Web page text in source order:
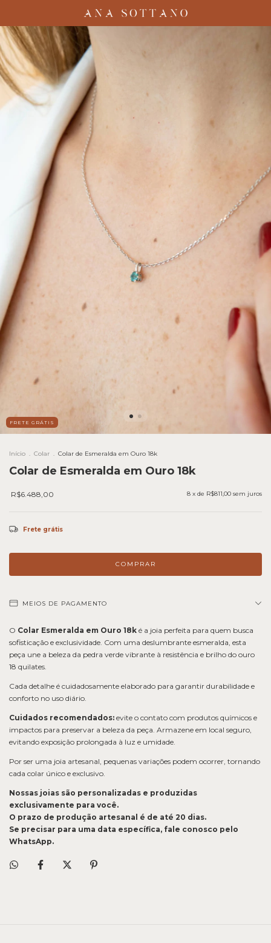
FRETE GRÁTIS
Início . Colar . Colar de Esmeralda em Ouro 18k
Colar de Esmeralda em Ouro 18k
R$6.488,00 8 x de R$811,00 sem juros
Frete grátis
MEIOS DE PAGAMENTO
O Colar Esmeralda em Ouro 18k é a joia perfeita para quem busca
sofisticação e exclusividade. Com uma deslumbrante esmeralda, esta
peça une a beleza da pedra verde vibrante à resistência e brilho do ouro
18 quilates.
Cada detalhe é cuidadosamente elaborado para garantir durabilidade e
conforto no uso diário.
Cuidados recomendados: evite o contato com produtos químicos e
impactos para preservar a beleza da peça. Armazene em local seguro,
evitando exposição prolongada à luz e umidade.
Por ser uma joia artesanal, pequenas variações podem ocorrer, tornando
cada colar único e exclusivo.
Nossas joias são personalizadas e produzidas
exclusivamente para você.
O prazo de produção artesanal é de até 20 dias.
Se precisar para uma data específica, fale conosco pelo
WhatsApp.